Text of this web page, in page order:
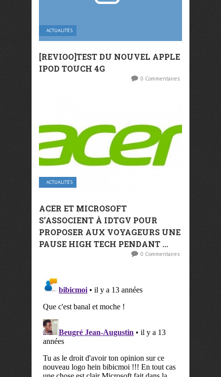
ACTUALITÉS
[REVIOO]TEST DU NOUVEL APPLE
IPOD TOUCH 4G
0 Commentaires
ACTUALITÉS
ACER ET MICROSOFT
S’ASSOCIENT À IDTGV POUR
PROPOSER AUX VOYAGEURS UNE
PAUSE HIGH TECH PENDANT ...
0 Commentaires